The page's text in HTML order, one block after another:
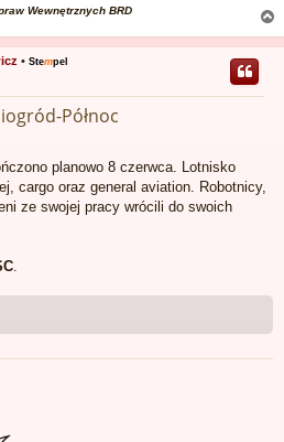
Wewnętrznych BRD
a
g
•Stempel
Północ
planowo 8 czerwca. Lotnisko
cargo oraz general aviation. Robotnicy,
ze swojej pracy wrócili do swoich